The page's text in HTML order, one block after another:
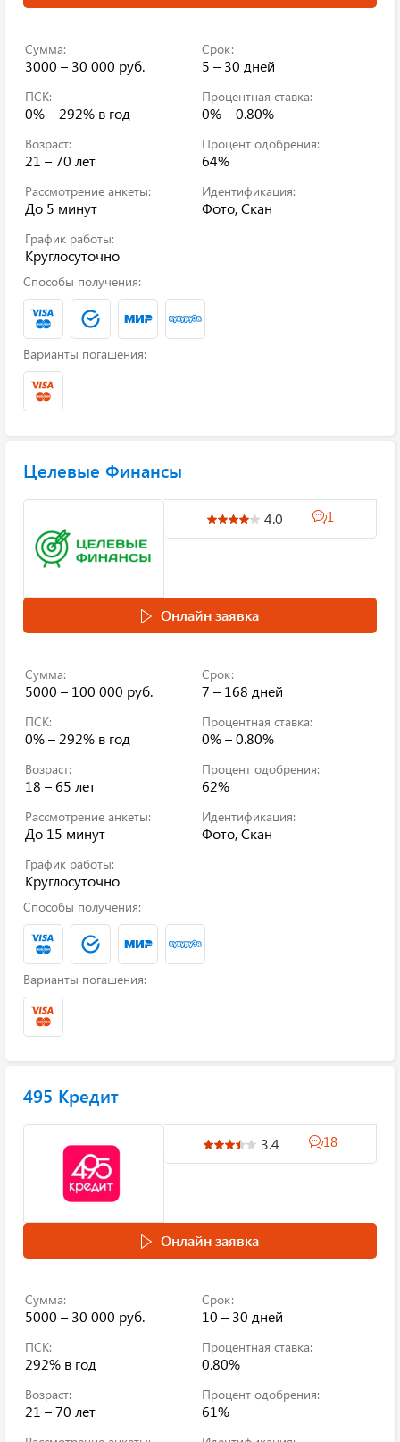
Сумма:
3000 – 30 000 руб.
Срок:
5 – 30 дней
ПСК:
0% – 292% в год
Процентная ставка:
0% – 0.80%
Возраст:
21 – 70 лет
Процент одобрения:
64%
Рассмотрение анкеты:
До 5 минут
Идентификация:
Фото, Скан
График работы:
Круглосуточно
Способы получения:
Варианты погашения:
Целевые Финансы
4.0 1
Онлайн заявка
Сумма:
5000 – 100 000 руб.
Срок:
7 – 168 дней
ПСК:
0% – 292% в год
Процентная ставка:
0% – 0.80%
Возраст:
18 – 65 лет
Процент одобрения:
62%
Рассмотрение анкеты:
До 15 минут
Идентификация:
Фото, Скан
График работы:
Круглосуточно
Способы получения:
Варианты погашения:
495 Кредит
3.4 18
Онлайн заявка
Сумма:
5000 – 30 000 руб.
Срок:
10 – 30 дней
ПСК:
292% в год
Процентная ставка:
0.80%
Возраст:
21 – 70 лет
Процент одобрения:
61%